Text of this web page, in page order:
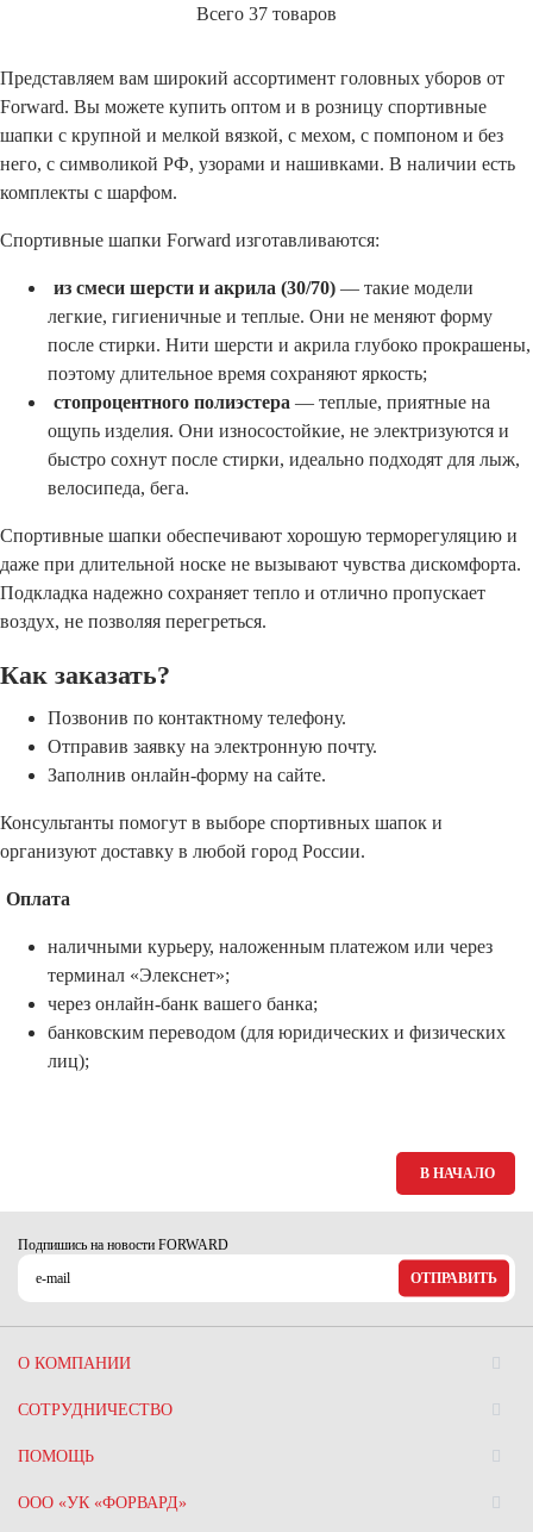
Всего 37 товаров
Представляем вам широкий ассортимент головных уборов от
Forward. Вы можете купить оптом и в розницу спортивные
шапки с крупной и мелкой вязкой, с мехом, с помпоном и без
него, с символикой РФ, узорами и нашивками. В наличии есть
комплекты с шарфом.
Спортивные шапки Forward изготавливаются:
из смеси шерсти и акрила (30/70) — такие модели
легкие, гигиеничные и теплые. Они не меняют форму
после стирки. Нити шерсти и акрила глубоко прокрашены,
поэтому длительное время сохраняют яркость;
стопроцентного полиэстера — теплые, приятные на
ощупь изделия. Они износостойкие, не электризуются и
быстро сохнут после стирки, идеально подходят для лыж,
велосипеда, бега.
Спортивные шапки обеспечивают хорошую терморегуляцию и
даже при длительной носке не вызывают чувства дискомфорта.
Подкладка надежно сохраняет тепло и отлично пропускает
воздух, не позволяя перегреться.
Как заказать?
Позвонив по контактному телефону.
Отправив заявку на электронную почту.
Заполнив онлайн-форму на сайте.
Консультанты помогут в выборе спортивных шапок и
организуют доставку в любой город России.
Оплата
наличными курьеру, наложенным платежом или через
терминал «Элекснет»;
через онлайн-банк вашего банка;
банковским переводом (для юридических и физических
лиц);
В НАЧАЛО
Подпишись на новости FORWARD
ОТПРАВИТЬ
О КОМПАНИИ
СОТРУДНИЧЕСТВО
ПОМОЩЬ
ООО «УК «ФОРВАРД»